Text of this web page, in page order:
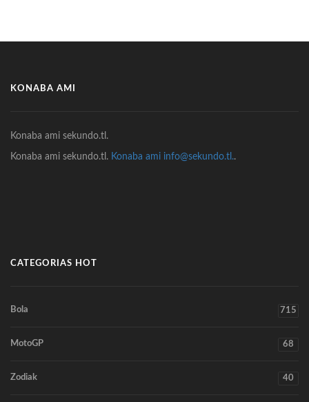
KONABA AMI
Konaba ami sekundo.tl.
Konaba ami sekundo.tl. Konaba ami info@sekundo.tl..
CATEGORIAS HOT
Bola 715
MotoGP 68
Zodiak 40